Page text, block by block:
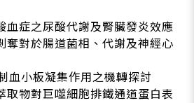
血症之尿酸代謝及腎臟發炎效應
奪對於腸道菌相、代謝及神經心
小板凝集作用之機轉探討
取物對巨噬細胞排鐵通道蛋白表